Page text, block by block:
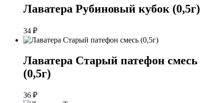
Лаватера Рубиновый кубок (0,5г)
34 ₽
Лаватера Старый патефон смесь
(0,5г)
36 ₽